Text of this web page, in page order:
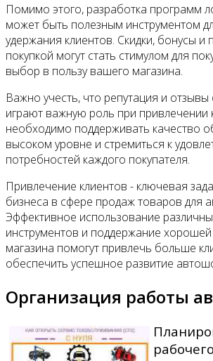
Помимо этого, разработка программ
может быть полезным инструментом
удержания клиентов. Скидки, бонусы и
покупкой могут стать стимулом для
выбор в пользу вашего магазина.
Важно учесть, что репутация и отзывы
играют важную роль при привлечении
необходимо поддерживать качество
высоком уровне и стремиться к
потребностей каждого покупателя.
Привлечение клиентов - ключевая
бизнеса в сфере продаж товаров для
Эффективное использование
инструментов и поддержание хорошей
магазина помогут привлечь больше
обеспечить успешное развитие
Организация работы